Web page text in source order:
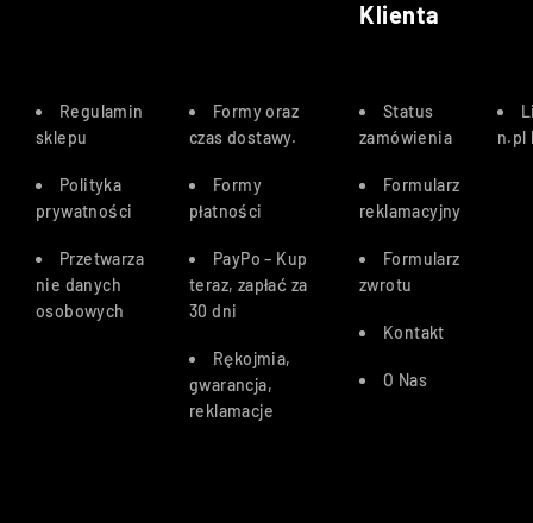
Klienta
Regulamin
sklepu
Polityka
prywatności
Przetwarza
nie danych
osobowych
Formy oraz
czas dostawy.
Formy
płatności
PayPo – Kup
teraz, zapłać za
30 dni
Rękojmia,
gwarancja,
reklamacje
Status
zamówienia
Formularz
reklamacyjny
Formularz
zwrotu
Kontakt
O Nas
n.pl